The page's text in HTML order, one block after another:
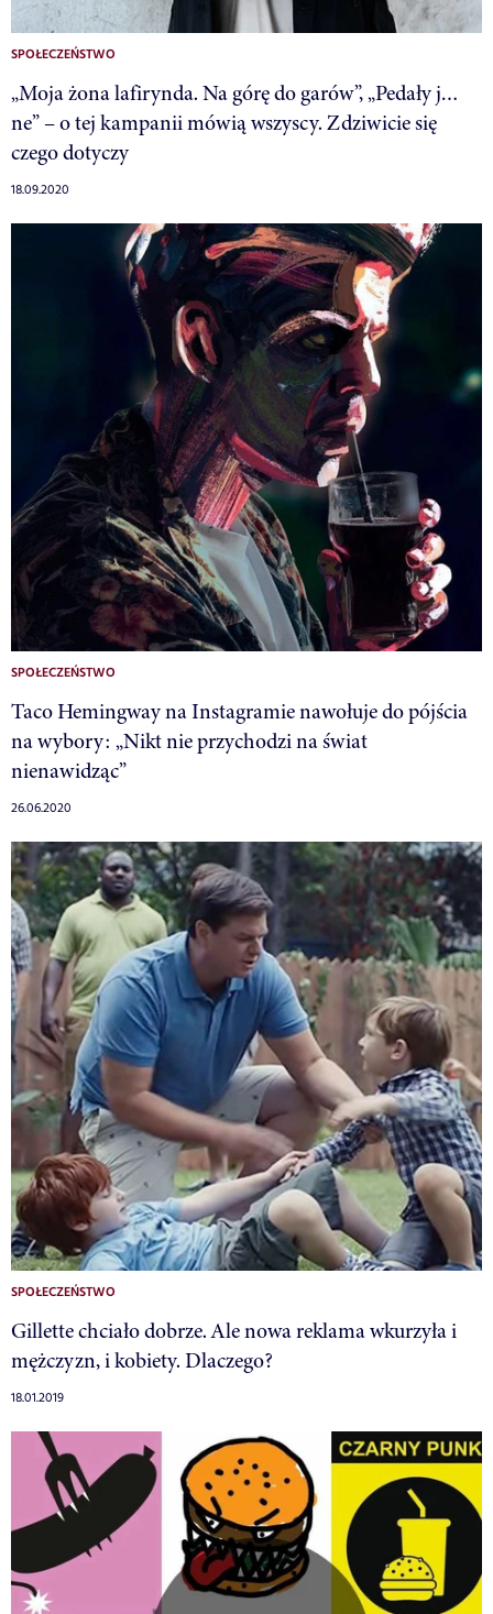
SPOŁECZEŃSTWO
„Moja żona lafirynda. Na górę do garów”, „Pedały j…
ne” – o tej kampanii mówią wszyscy. Zdziwicie się
czego dotyczy
18.09.2020
SPOŁECZEŃSTWO
Taco Hemingway na Instagramie nawołuje do pójścia
na wybory: „Nikt nie przychodzi na świat
nienawidząc”
26.06.2020
SPOŁECZEŃSTWO
Gillette chciało dobrze. Ale nowa reklama wkurzyła i
mężczyzn, i kobiety. Dlaczego?
18.01.2019